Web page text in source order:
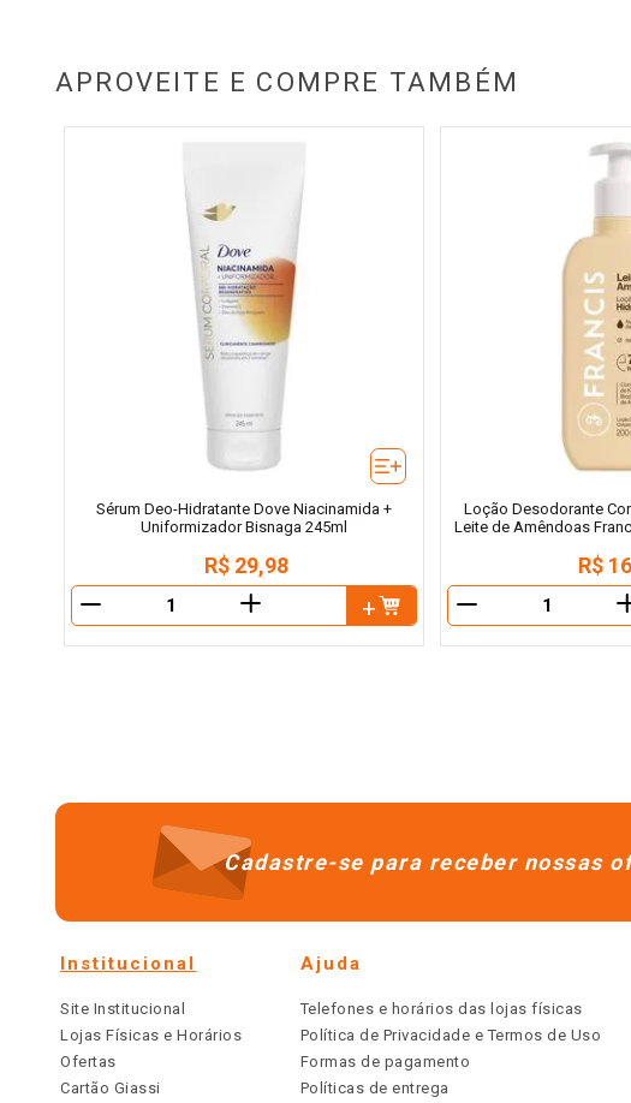
APROVEITE E COMPRE TAMBÉM
Sérum Deo-Hidratante Dove Niacinamida +
Uniformizador Bisnaga 245ml
R$ 29,98
＋
Loção Desodorante
Leite de Amêndoas
R$ 16
Cadastre-se para receber nossas
Institucional
Site Institucional
Lojas Físicas e Horários
Ofertas
Cartão Giassi
Ajuda
Telefones e horários das lojas físicas
Política de Privacidade e Termos de Uso
Formas de pagamento
Políticas de entrega